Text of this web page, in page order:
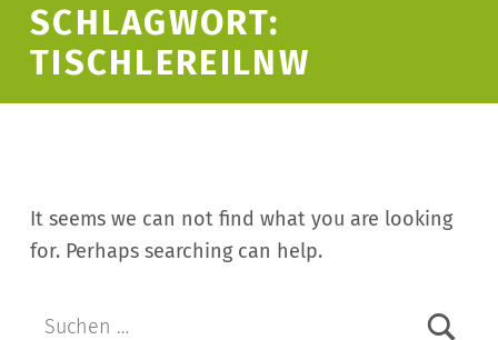
SCHLAGWORT:
TISCHLEREILNW
It seems we can not find what you are looking
for. Perhaps searching can help.